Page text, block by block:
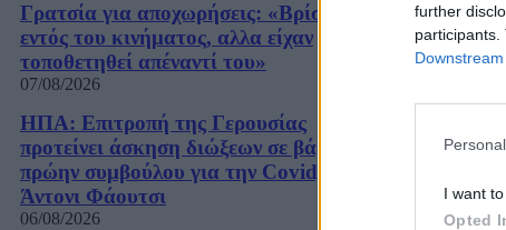
further
I want
Opted
Γρατσία για αποχωρήσεις: «Bρίσκονταν
εντός του κινήματος, αλλα είχαν
τοποθετηθεί απέναντί του»
07/08/2026
ΗΠΑ: Επιτροπή της Γερουσίας
προτείνει άσκηση διώξεων σε βάρος του
πρώην συμβούλου για την Covid,
Άντονι Φάουτσι
06/08/2026